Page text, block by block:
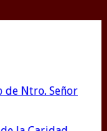
de Ntro. Señor